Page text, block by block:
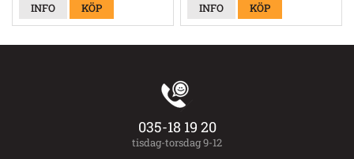
INFO KÖP INFO KÖP
035-18 19 20
tisdag-torsdag 9-12